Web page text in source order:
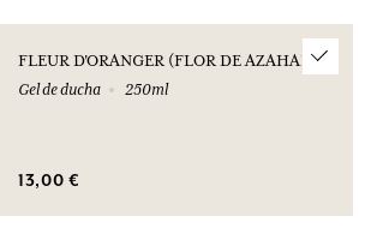
FLEUR D'ORANGER (FLOR DE AZAHAR)
Gel de ducha
250ml
13,00 €